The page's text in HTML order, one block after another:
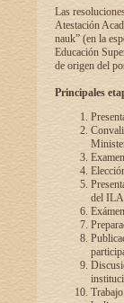
Las
Atestación
nauk” (en la
Educación
de origen del
Principales
del